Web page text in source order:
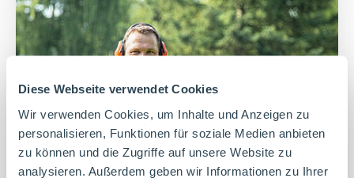
Diese Webseite verwendet Cookies
Wir verwenden Cookies, um Inhalte und Anzeigen zu
personalisieren, Funktionen für soziale Medien anbieten
zu können und die Zugriffe auf unsere Website zu
analysieren. Außerdem geben wir Informationen zu Ihrer